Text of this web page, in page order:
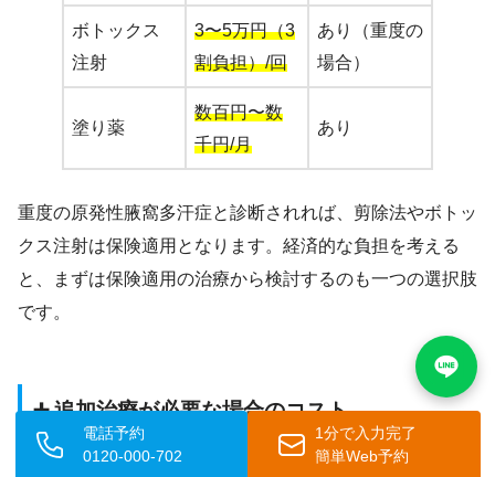
ボトックス
注射
3〜5万円（3
割負担）/回
あり（重度の
場合）
塗り薬
数百円〜数
千円/月
あり
重度の原発性腋窩多汗症と診断されれば、剪除法やボトッ
クス注射は保険適用となります。経済的な負担を考える
と、まずは保険適用の治療から検討するのも一つの選択肢
です。
➕ 追加治療が必要な場合のコスト
1回の治療で満足できる効果が得られず、2回目の治療が
電話予約
0120-000-702
1分で入力完了
簡単Web予約